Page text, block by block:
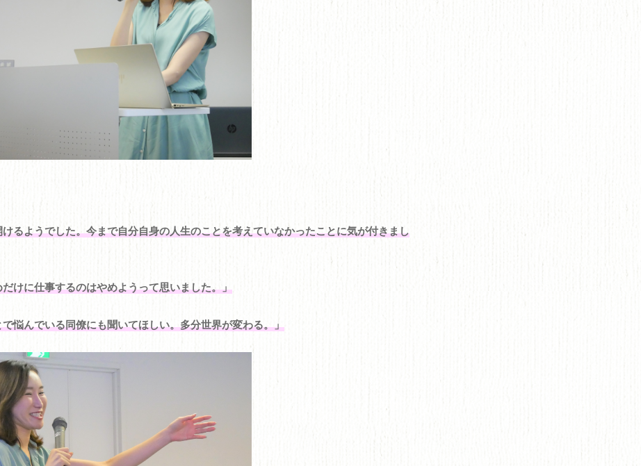
るようでした。今まで自分自身の人生のことを考えていなかったことに気が付きまし
けに仕事するのはやめようって思いました。」
悩んでいる同僚にも聞いてほしい。多分世界が変わる。」